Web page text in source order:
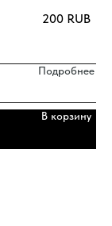
200 RUB
Подробнее
В корзину